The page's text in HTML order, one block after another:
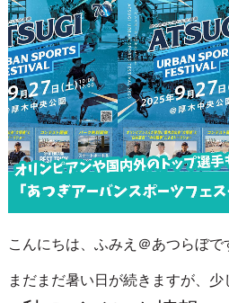
こんにちは、ふみえ＠あつらぼで
まだまだ暑い日が続きますが、